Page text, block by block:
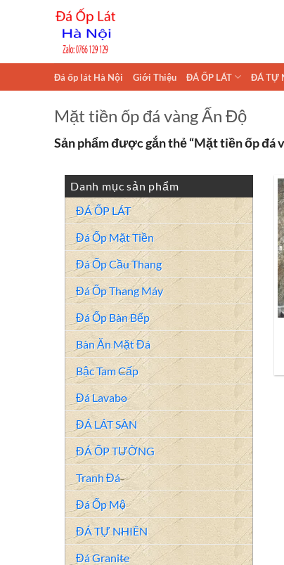
Đá ốp lát Hà Nội Giới Thiệu ĐÁ ỐP LÁT ĐÁ TỰ
Mặt tiền ốp đá vàng Ấn Độ
Sản phẩm được gắn thẻ “Mặt tiền ốp đá
Danh mục sản phẩm
ĐÁ ỐP LÁT
Đá Ốp Mặt Tiền
Đá Ốp Cầu Thang
Đá Ốp Thang Máy
Đá Ốp Bàn Bếp
Bàn Ăn Mặt Đá
Bậc Tam Cấp
Đá Lavabo
ĐÁ LÁT SÀN
ĐÁ ỐP TƯỜNG
Tranh Đá
Đá Ốp Mộ
ĐÁ TỰ NHIÊN
Đá Granite